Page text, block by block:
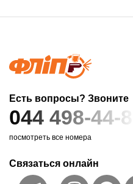
Есть вопросы? Звоните
044 498-44-89
посмотреть все номера
Связаться онлайн